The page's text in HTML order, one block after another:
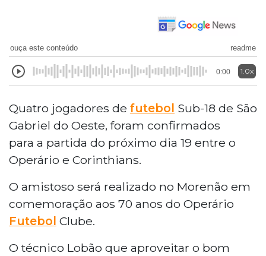
ouça este conteúdo readme
0:00 1.0x
Quatro jogadores de futebol Sub-18 de São
Gabriel do Oeste, foram confirmados
para a partida do próximo dia 19 entre o
Operário e Corinthians.
O amistoso será realizado no Morenão em
comemoração aos 70 anos do Operário
Futebol Clube.
O técnico Lobão que aproveitar o bom